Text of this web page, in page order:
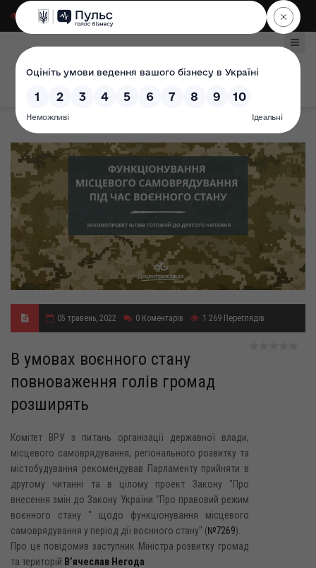
Для слабозорих|
05 травень, 2022 0 Коментарів 1 269 Переглядів
В умовах воєнного стану
повноваження голів громад
розширять
Комітет ВРУ з питань організації державної влади,
місцевого самоврядування, регіонального розвитку та
містобудування рекомендував Парламенту прийняти в
другому читанні та в цілому проект Закону "Про
внесення змін до Закону України "Про правовий режим
воєнного стану " щодо функціонування місцевого
самоврядування у період дії воєнного стану" (№7269).
Про це повідомив заступник Міністра розвитку громад
та територій В’ячеслав Негода